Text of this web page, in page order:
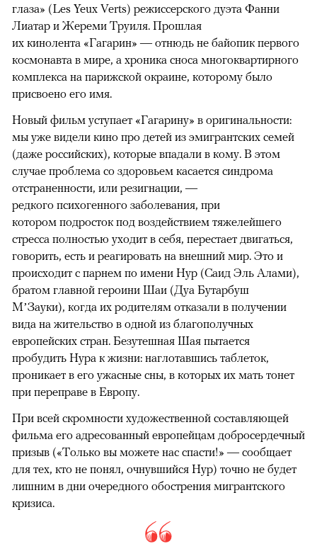
глаза» (Les Yeux Verts) режиссерского дуэта Фанни
Лиатар и Жереми Труиля. Прошлая
их кинолента «Гагарин» — отнюдь не байопик первого
космонавта в мире, а хроника сноса многоквартирного
комплекса на парижской окраине, которому было
присвоено его имя.
Новый фильм уступает «Гагарину» в оригинальности:
мы уже видели кино про детей из эмигрантских семей
(даже российских), которые впадали в кому. В этом
случае проблема со здоровьем касается синдрома
отстраненности, или резигнации, —
редкого психогенного заболевания, при
котором подросток под воздействием тяжелейшего
стресса полностью уходит в себя, перестает двигаться,
говорить, есть и реагировать на внешний мир. Это и
происходит с парнем по имени Нур (Саид Эль Алами),
братом главной героини Шаи (Дуа Бутарбуш
М’Зауки), когда их родителям отказали в получении
вида на жительство в одной из благополучных
европейских стран. Безутешная Шая пытается
пробудить Нура к жизни: наглотавшись таблеток,
проникает в его ужасные сны, в которых их мать тонет
при переправе в Европу.
При всей скромности художественной составляющей
фильма его адресованный европейцам добросердечный
призыв («Только вы можете нас спасти!» — сообщает
для тех, кто не понял, очнувшийся Нур) точно не будет
лишним в дни очередного обострения мигрантского
кризиса.